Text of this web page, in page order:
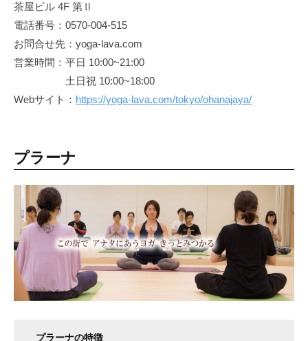
茶屋ビル 4F 第Ⅱ
電話番号：0570-004-515
お問合せ先：yoga-lava.com
営業時間：平日 10:00~21:00
土日祝 10:00~18:00
Webサイト： https://yoga-lava.com/tokyo/ohanajaya/
プラーナ
プラーナの特徴